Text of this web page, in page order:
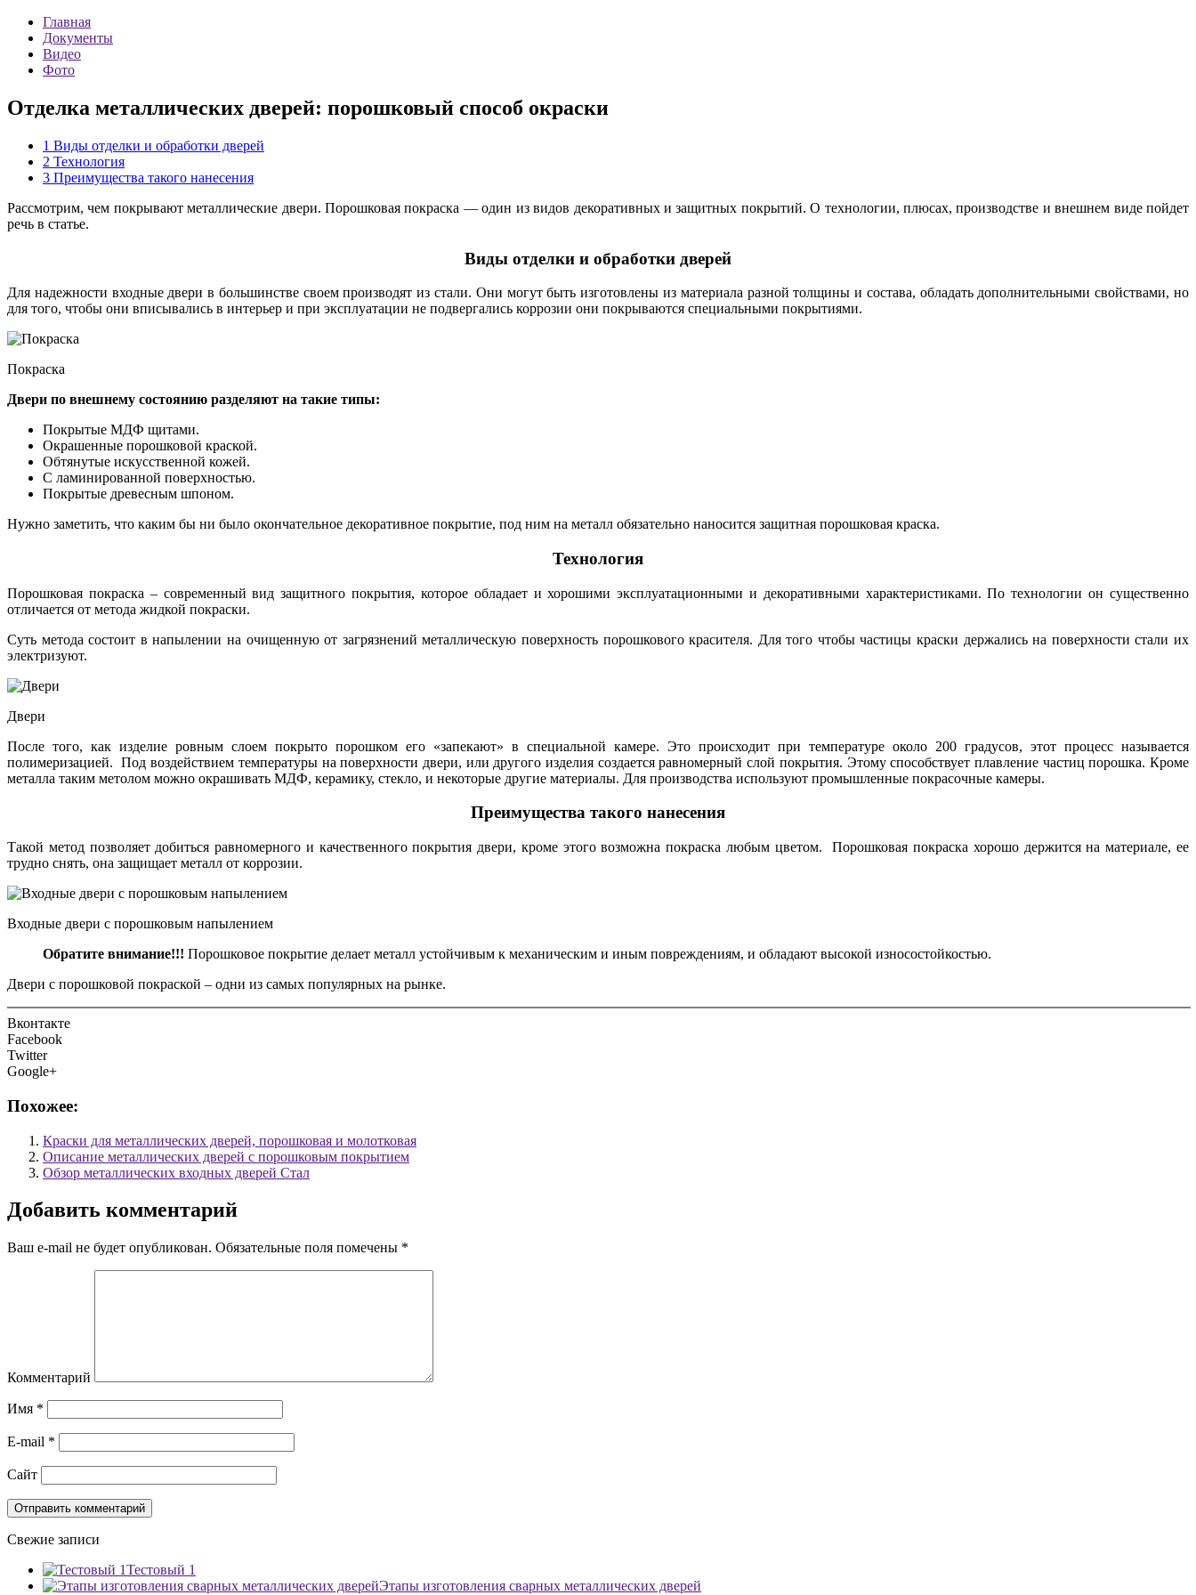
Главная
Документы
Видео
Фото
Отделка металлических дверей: порошковый способ окраски
1 Виды отделки и обработки дверей
2 Технология
3 Преимущества такого нанесения
Рассмотрим, чем покрывают металлические двери. Порошковая покраска — один из видов декоративных и защитных покрытий. О технологии, плюсах, производстве и внешнем виде пойдет
речь в статье.
Виды отделки и обработки дверей
Для надежности входные двери в большинстве своем производят из стали. Они могут быть изготовлены из материала разной толщины и состава, обладать дополнительными свойствами, но
для того, чтобы они вписывались в интерьер и при эксплуатации не подвергались коррозии они покрываются специальными покрытиями.
Покраска
Двери по внешнему состоянию разделяют на такие типы:
Покрытые МДФ щитами.
Окрашенные порошковой краской.
Обтянутые искусственной кожей.
С ламинированной поверхностью.
Покрытые древесным шпоном.
Нужно заметить, что каким бы ни было окончательное декоративное покрытие, под ним на металл обязательно наносится защитная порошковая краска.
Технология
Порошковая покраска – современный вид защитного покрытия, которое обладает и хорошими эксплуатационными и декоративными характеристиками. По технологии он существенно
отличается от метода жидкой покраски.
Суть метода состоит в напылении на очищенную от загрязнений металлическую поверхность порошкового красителя. Для того чтобы частицы краски держались на поверхности стали их
электризуют.
Двери
После того, как изделие ровным слоем покрыто порошком его «запекают» в специальной камере. Это происходит при температуре около 200 градусов, этот процесс называется
полимеризацией. Под воздействием температуры на поверхности двери, или другого изделия создается равномерный слой покрытия. Этому способствует плавление частиц порошка. Кроме
металла таким метолом можно окрашивать МДФ, керамику, стекло, и некоторые другие материалы. Для производства используют промышленные покрасочные камеры.
Преимущества такого нанесения
Такой метод позволяет добиться равномерного и качественного покрытия двери, кроме этого возможна покраска любым цветом. Порошковая покраска хорошо держится на материале, ее
трудно снять, она защищает металл от коррозии.
Входные двери с порошковым напылением
Обратите внимание!!! Порошковое покрытие делает металл устойчивым к механическим и иным повреждениям, и обладают высокой износостойкостью.
Двери с порошковой покраской – одни из самых популярных на рынке.
Вконтакте
Facebook
Twitter
Google+
Похожее:
Краски для металлических дверей, порошковая и молотковая
Описание металлических дверей с порошковым покрытием
Обзор металлических входных дверей Стал
Добавить комментарий
Ваш e-mail не будет опубликован. Обязательные поля помечены *
Комментарий
Имя *
E-mail *
Сайт
Свежие записи
Тестовый 1
Этапы изготовления сварных металлических дверей